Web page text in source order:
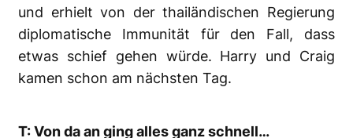
und erhielt von der thailändischen Regierung
diplomatische Immunität für den Fall, dass
etwas schief gehen würde. Harry und Craig
kamen schon am nächsten Tag.
T: Von da an ging alles ganz schnell…